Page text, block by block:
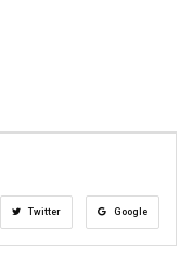
Twitter Google